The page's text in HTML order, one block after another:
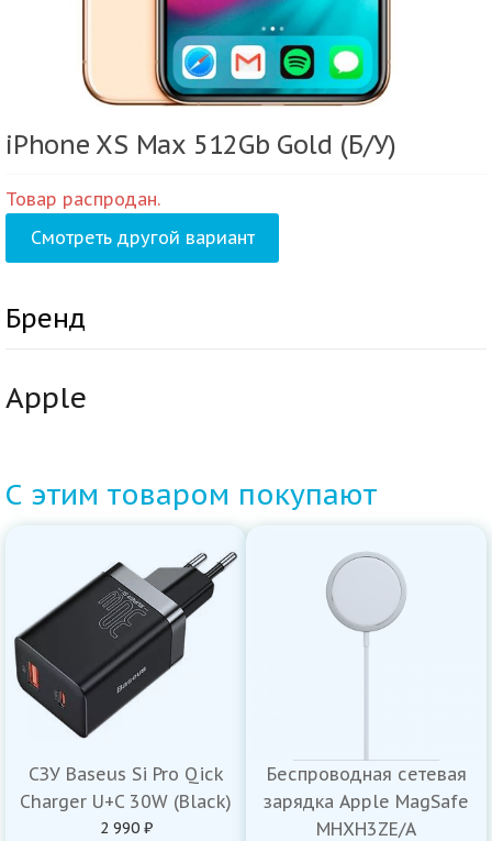
iPhone XS Max 512Gb Gold (Б/У)
Товар распродан.
Смотреть другой вариант
Бренд
Apple
С этим товаром покупают
СЗУ Baseus Si Pro Qick
Charger U+C 30W (Black)
2 990 ₽
Беспроводная сетевая
зарядка Apple MagSafe
MHXH3ZE/A